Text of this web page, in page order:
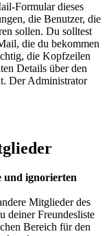
Formular dieses
die Benutzer, die
sollen. Du solltest
die du bekommen
die Kopfzeilen
Details über den
Der Administrator
und ignorierten
Mitglieder des
deiner Freundesliste
Bereich für den